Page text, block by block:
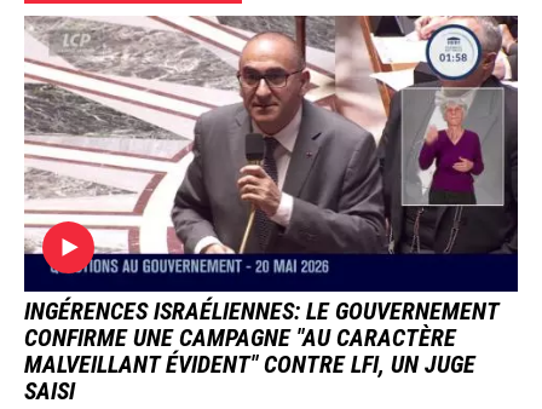
IMAGE
INGÉRENCES ISRAÉLIENNES: LE GOUVERNEMENT
CONFIRME UNE CAMPAGNE "AU CARACTÈRE
MALVEILLANT ÉVIDENT" CONTRE LFI, UN JUGE
SAISI